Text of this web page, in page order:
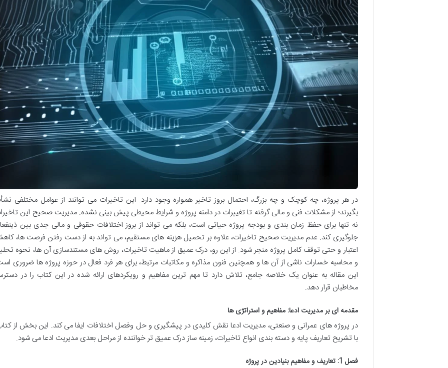
در هر پروژه، چه کوچک و چه بزرگ، احتمال بروز تاخیر همواره وجود دارد. این تاخیرات می توانند از عوامل مختلفی
بگیرند؛ از مشکلات فنی و مالی گرفته تا تغییرات در دامنه پروژه و شرایط محیطی پیش بینی نشده. مدیریت صحیح این
نه تنها برای حفظ زمان بندی و بودجه پروژه حیاتی است، بلکه می تواند از بروز اختلافات حقوقی و مالی جدی بین
جلوگیری کند. عدم مدیریت صحیح تاخیرات، علاوه بر تحمیل هزینه های مستقیم، می تواند به از دست رفتن فرصت ها،
اعتبار و حتی توقف کامل پروژه منجر شود. از این رو، درک عمیق از ماهیت تاخیرات، روش های مستندسازی آن ها، نحوه
و محاسبه خسارات ناشی از آن ها و همچنین فنون مذاکره و مکاتبات مرتبط، برای هر فرد فعال در حوزه پروژه ها ضروری
این مقاله به عنوان یک خلاصه جامع، تلاش دارد تا مهم ترین مفاهیم و رویکردهای ارائه شده در این کتاب را در
مخاطبان قرار دهد.
مقدمه ای بر مدیریت ادعا: مفاهیم و استراتژی ها
در پروژه های عمرانی و صنعتی، مدیریت ادعا نقش کلیدی در پیشگیری و حل وفصل اختلافات ایفا می کند. این بخش از
با تشریح تعاریف پایه و دسته بندی انواع تاخیرات، زمینه ساز درک عمیق تر خواننده از مراحل بعدی مدیریت ادعا می شود.
فصل 1: تعاریف و مفاهیم بنیادین در پروژه